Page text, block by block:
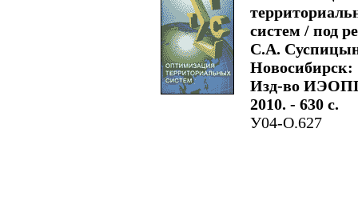
систем / под
С.А.
Новосибирск:
Изд-во
2010. - 630 с.
У04-О.627